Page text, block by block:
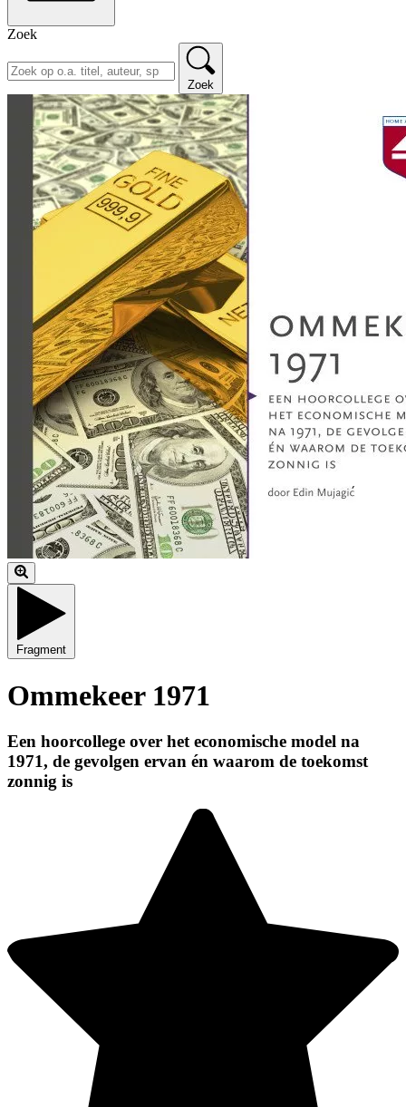
Zoek
Zoek
Fragment
Ommekeer 1971
Een hoorcollege over het economische model na
1971, de gevolgen ervan én waarom de toekomst
zonnig is